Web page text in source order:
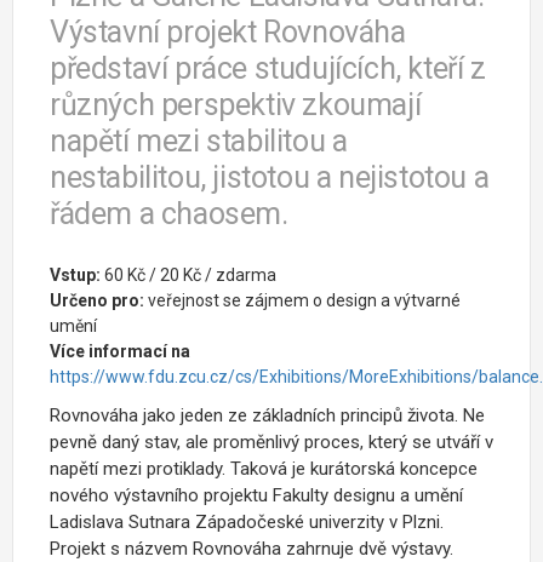
Výstavní projekt Rovnováha
představí práce studujících, kteří z
různých perspektiv zkoumají
napětí mezi stabilitou a
nestabilitou, jistotou a nejistotou a
řádem a chaosem.
Vstup: 60 Kč / 20 Kč / zdarma
Určeno pro: veřejnost se zájmem o design a výtvarné
umění
Více informací na
https://www.fdu.zcu.cz/cs/Exhibitions/MoreExhibitions/
Rovnováha jako jeden ze základních principů života. Ne
pevně daný stav, ale proměnlivý proces, který se utváří v
napětí mezi protiklady. Taková je kurátorská koncepce
nového výstavního projektu Fakulty designu a umění
Ladislava Sutnara Západočeské univerzity v Plzni.
Projekt s názvem Rovnováha zahrnuje dvě výstavy.